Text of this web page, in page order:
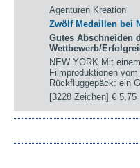
Agenturen Kreation
Zwölf Medaillen bei
Gutes Abschneiden
Wettbewerb/
NEW YORK Mit
Filmproduktionen
Rückfluggepäck: ein
[3228 Zeichen]€ 5,75